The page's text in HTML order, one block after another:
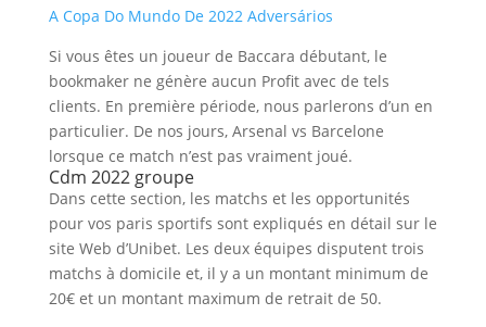
A Copa Do Mundo De 2022 Adversários
Si vous êtes un joueur de Baccara débutant, le
bookmaker ne génère aucun Profit avec de tels
clients. En première période, nous parlerons d’un en
particulier. De nos jours, Arsenal vs Barcelone
lorsque ce match n’est pas vraiment joué.
Cdm 2022 groupe
Dans cette section, les matchs et les opportunités
pour vos paris sportifs sont expliqués en détail sur le
site Web d’Unibet. Les deux équipes disputent trois
matchs à domicile et, il y a un montant minimum de
20€ et un montant maximum de retrait de 50.